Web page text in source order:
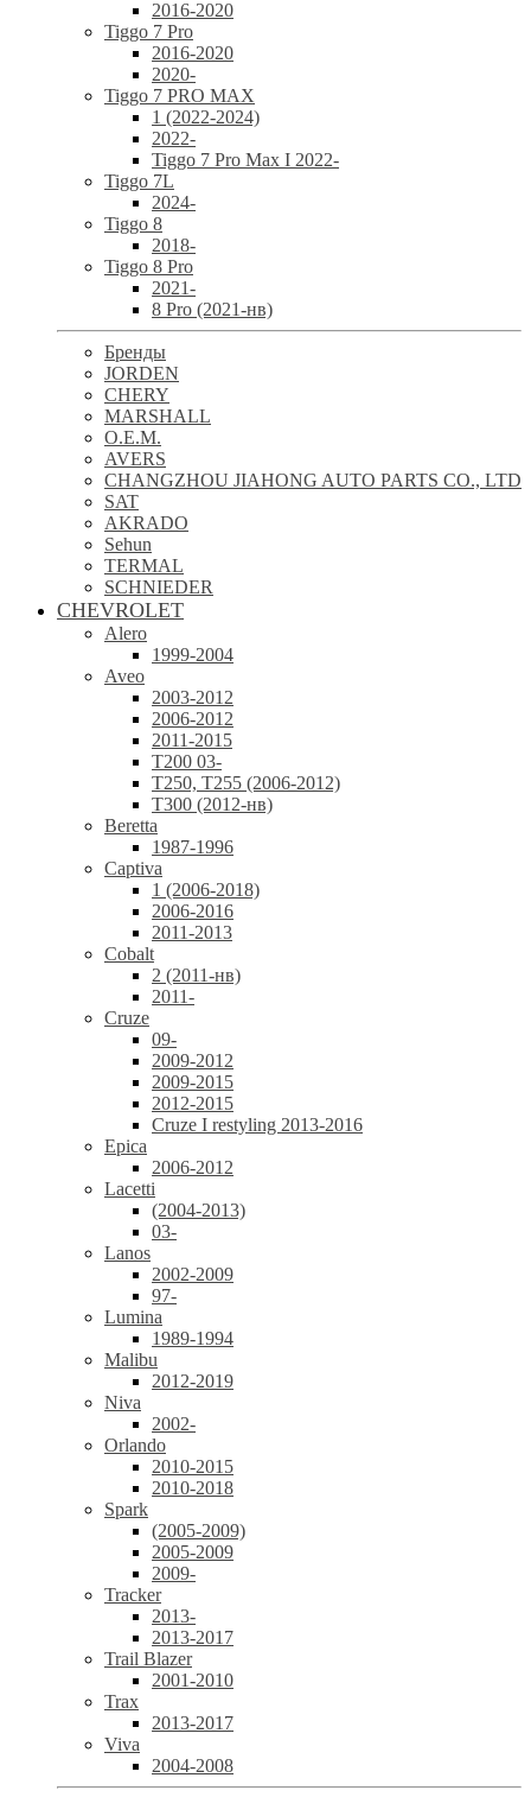
2016-2020
Tiggo 7 Pro
2016-2020
2020-
Tiggo 7 PRO MAX
1 (2022-2024)
2022-
Tiggo 7 Pro Max I 2022-
Tiggo 7L
2024-
Tiggo 8
2018-
Tiggo 8 Pro
2021-
8 Pro (2021-нв)
Бренды
JORDEN
CHERY
MARSHALL
O.E.M.
AVERS
CHANGZHOU JIAHONG AUTO PARTS CO., LTD
SAT
AKRADO
Sehun
TERMAL
SCHNIEDER
CHEVROLET
Alero
1999-2004
Aveo
2003-2012
2006-2012
2011-2015
T200 03-
T250, T255 (2006-2012)
T300 (2012-нв)
Beretta
1987-1996
Captiva
1 (2006-2018)
2006-2016
2011-2013
Cobalt
2 (2011-нв)
2011-
Cruze
09-
2009-2012
2009-2015
2012-2015
Cruze I restyling 2013-2016
Epica
2006-2012
Lacetti
(2004-2013)
03-
Lanos
2002-2009
97-
Lumina
1989-1994
Malibu
2012-2019
Niva
2002-
Orlando
2010-2015
2010-2018
Spark
(2005-2009)
2005-2009
2009-
Tracker
2013-
2013-2017
Trail Blazer
2001-2010
Trax
2013-2017
Viva
2004-2008